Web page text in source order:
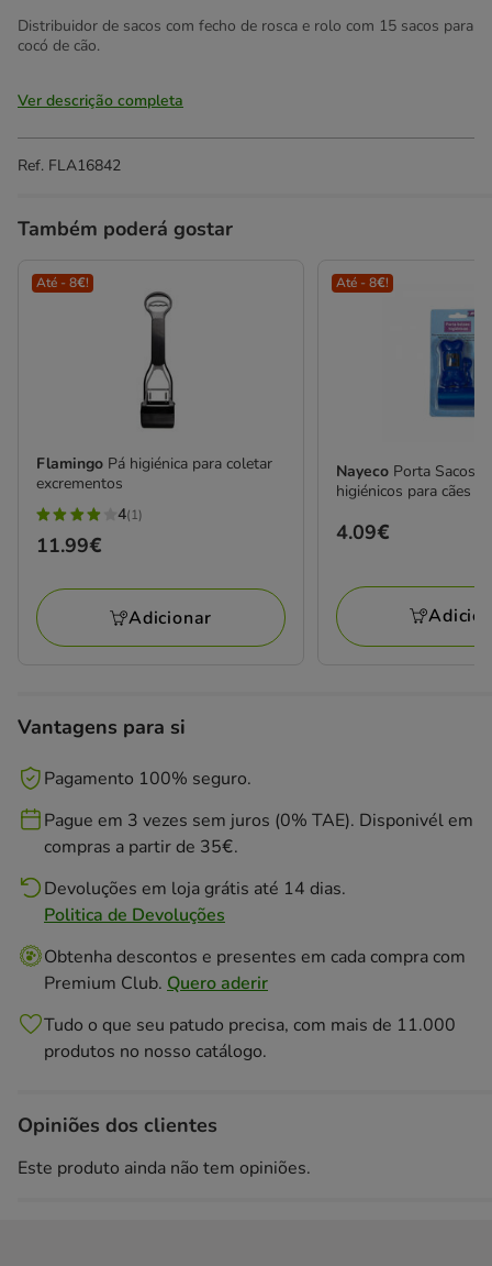
Distribuidor de sacos com fecho de rosca e rolo com 15 sacos para
cocó de cão.
Ver descrição completa
Ref. FLA16842
Também poderá gostar
Até - 8€!
Flamingo Pá higiénica para coletar
excrementos
4
estrelas
1
avaliações
4(1)
Preço
11.99€
Adicionar
Até - 8€!
Nayeco Porta Sacos
higiénicos para cães
Preço
4.09€
Vantagens para si
Pagamento 100% seguro.
Pague em 3 vezes sem juros (0% TAE). Disponivél em
compras a partir de 35€.
Devoluções em loja grátis até 14 dias.
Politica de Devoluções
Obtenha descontos e presentes em cada compra com
Premium Club. Quero aderir
Tudo o que seu patudo precisa, com mais de 11.000
produtos no nosso catálogo.
Opiniões dos clientes
Este produto ainda não tem opiniões.